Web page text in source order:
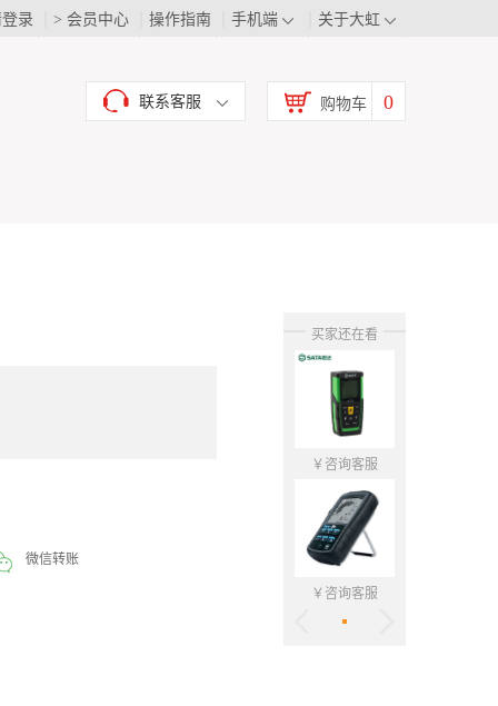
录 > 会员中心 操作指南 手机端 关于大虹
联系客服 购物车 0
微信转账
买家还在看
￥咨询客服
￥咨询客服